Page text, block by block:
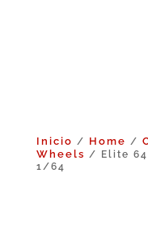
Inicio / Home /
Wheels / Elite 64
1/64